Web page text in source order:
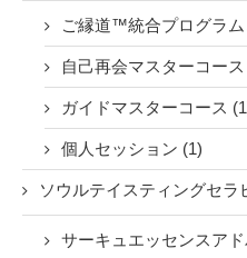
ご縁道™統合プログラ
自己再会マスターコース
ガイドマスターコース
個人セッション (1)
ソウルテイスティングセラ
サーキュエッセンスア